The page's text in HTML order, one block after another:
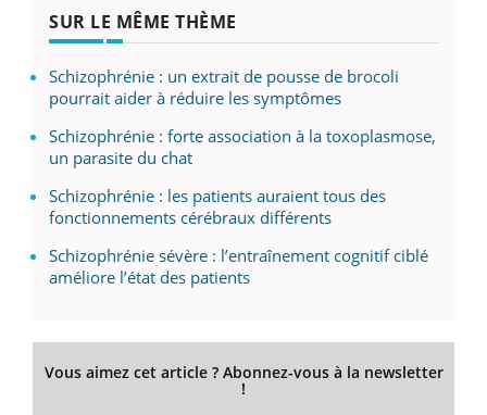
SUR LE MÊME THÈME
Schizophrénie : un extrait de pousse de brocoli
pourrait aider à réduire les symptômes
Schizophrénie : forte association à la toxoplasmose,
un parasite du chat
Schizophrénie : les patients auraient tous des
fonctionnements cérébraux différents
Schizophrénie sévère : l’entraînement cognitif ciblé
améliore l’état des patients
Vous aimez cet article ? Abonnez-vous à la newsletter
!